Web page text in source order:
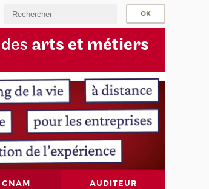
arts et métiers
CNAM AUDITEUR